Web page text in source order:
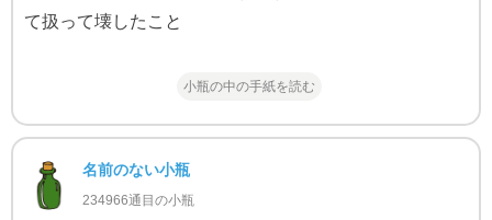
て扱って壊したこと
小瓶の中の手紙を読む
名前のない小瓶
234966通目の小瓶